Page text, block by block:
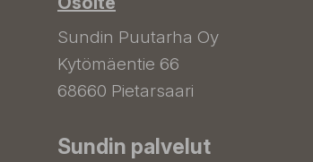
Sundin Puutarha Oy
Kytömäentie 66
68660 Pietarsaari
Sundin palvelut